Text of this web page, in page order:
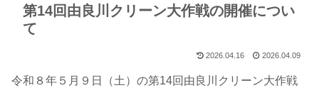
第14回由良川クリーン大作戦の開催につい
て
2026.04.16 2026.04.09
令和８年５月９日（土）の第14回由良川クリーン大作戦